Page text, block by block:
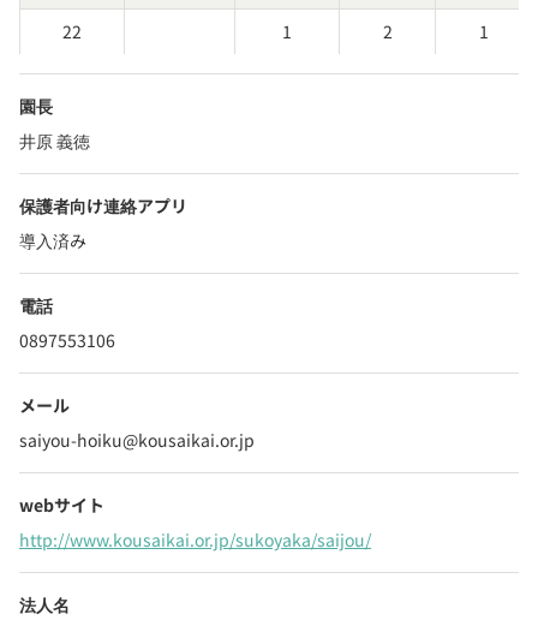
22 1 2 1
園長
井原 義徳
保護者向け連絡アプリ
導入済み
電話
0897553106
メール
saiyou-hoiku@kousaikai.or.jp
webサイト
http://www.kousaikai.or.jp/sukoyaka/saijou/
法人名